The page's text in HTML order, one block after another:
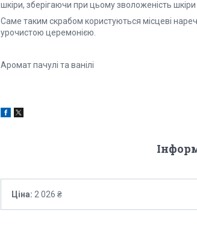
шкіри, зберігаючи при цьому зволоженість
Саме таким скрабом користуються місцеві
урочистою церемонією.
Аромат пачулі та ванілі
Ціна: 2 026 ₴